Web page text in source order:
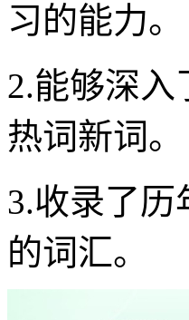
习的能力。
2.能够深
热词新词。
3.收录了历
的词汇。